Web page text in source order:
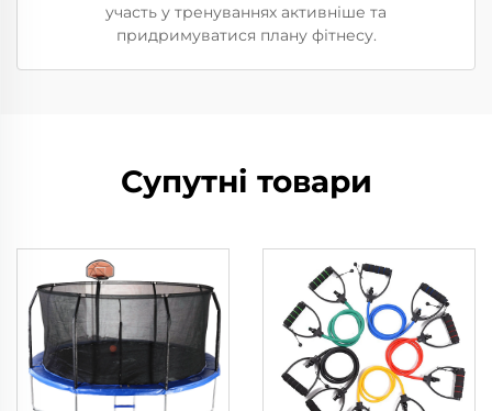
участь у тренуваннях активніше та
придримуватися плану фітнесу.
Супутні товари